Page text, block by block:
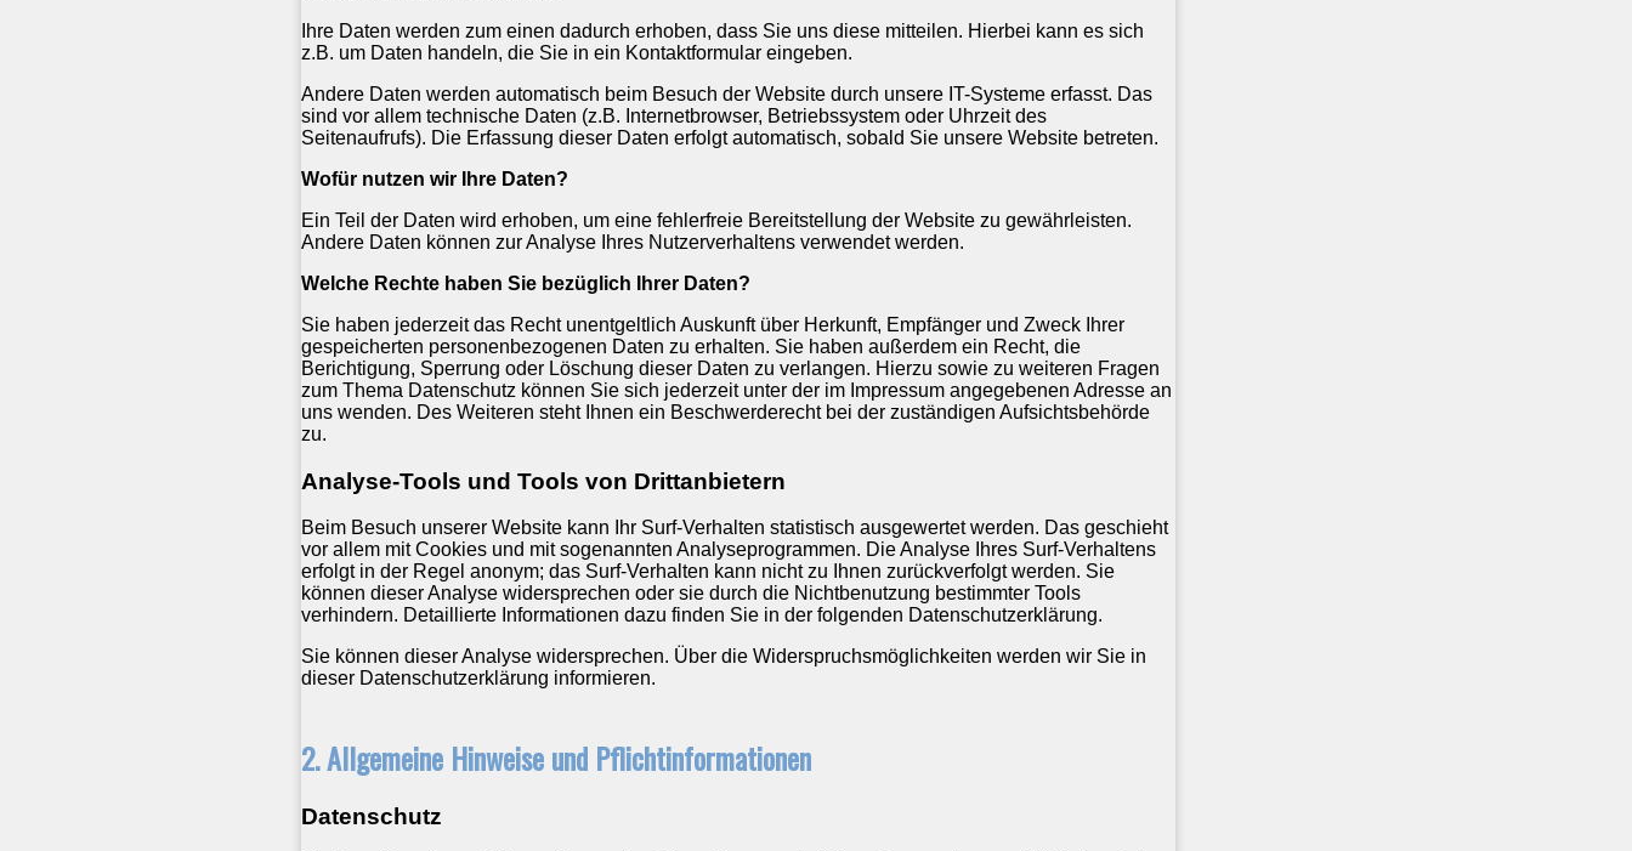
Ihre Daten werden zum einen dadurch erhoben, dass Sie uns diese mitteilen. Hierbei kann es sich
z.B. um Daten handeln, die Sie in ein Kontaktformular eingeben.
Andere Daten werden automatisch beim Besuch der Website durch unsere IT-Systeme erfasst. Das
sind vor allem technische Daten (z.B. Internetbrowser, Betriebssystem oder Uhrzeit des
Seitenaufrufs). Die Erfassung dieser Daten erfolgt automatisch, sobald Sie unsere Website betreten.
Wofür nutzen wir Ihre Daten?
Ein Teil der Daten wird erhoben, um eine fehlerfreie Bereitstellung der Website zu gewährleisten.
Andere Daten können zur Analyse Ihres Nutzerverhaltens verwendet werden.
Welche Rechte haben Sie bezüglich Ihrer Daten?
Sie haben jederzeit das Recht unentgeltlich Auskunft über Herkunft, Empfänger und Zweck Ihrer
gespeicherten personenbezogenen Daten zu erhalten. Sie haben außerdem ein Recht, die
Berichtigung, Sperrung oder Löschung dieser Daten zu verlangen. Hierzu sowie zu weiteren Fragen
zum Thema Datenschutz können Sie sich jederzeit unter der im Impressum angegebenen Adresse an
uns wenden. Des Weiteren steht Ihnen ein Beschwerderecht bei der zuständigen Aufsichtsbehörde
zu.
Analyse-Tools und Tools von Drittanbietern
Beim Besuch unserer Website kann Ihr Surf-Verhalten statistisch ausgewertet werden. Das geschieht
vor allem mit Cookies und mit sogenannten Analyseprogrammen. Die Analyse Ihres Surf-Verhaltens
erfolgt in der Regel anonym; das Surf-Verhalten kann nicht zu Ihnen zurückverfolgt werden. Sie
können dieser Analyse widersprechen oder sie durch die Nichtbenutzung bestimmter Tools
verhindern. Detaillierte Informationen dazu finden Sie in der folgenden Datenschutzerklärung.
Sie können dieser Analyse widersprechen. Über die Widerspruchsmöglichkeiten werden wir Sie in
dieser Datenschutzerklärung informieren.
2. Allgemeine Hinweise und Pflichtinformationen
Datenschutz